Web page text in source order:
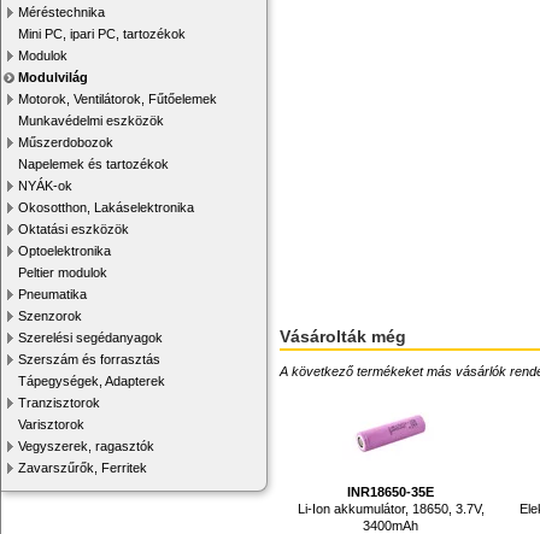
Méréstechnika
Mini PC, ipari PC, tartozékok
Modulok
Modulvilág
Motorok, Ventilátorok, Fűtőelemek
Munkavédelmi eszközök
Műszerdobozok
Napelemek és tartozékok
NYÁK-ok
Okosotthon, Lakáselektronika
Oktatási eszközök
Optoelektronika
Peltier modulok
Pneumatika
Szenzorok
Szerelési segédanyagok
Szerszám és forrasztás
Tápegységek, Adapterek
Tranzisztorok
Varisztorok
Vegyszerek, ragasztók
Zavarszűrők, Ferritek
Vásárolták még
A következő termékeket más vásárlók
INR18650-35E
Li-Ion akkumulátor, 18650, 3.7V,
3400mAh